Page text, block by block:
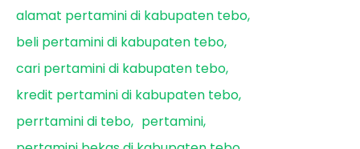
alamat pertamini di kabupaten tebo
beli pertamini di kabupaten tebo
cari pertamini di kabupaten tebo
kredit pertamini di kabupaten tebo
perrtamini di tebo
pertamini